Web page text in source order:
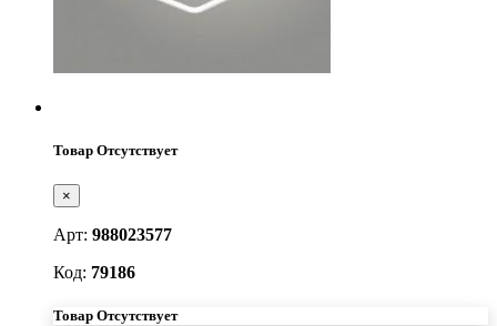
Товар Отсутствует
×
Арт: 988023577
Код: 79186
Товар Отсутствует